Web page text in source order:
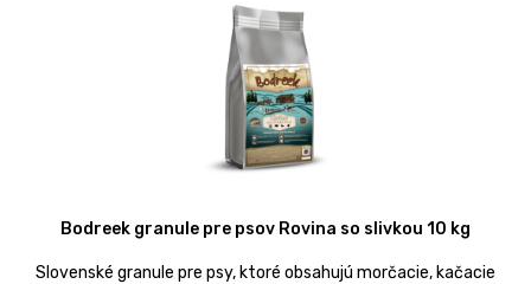
Bodreek granule pre psov Rovina so slivkou 10 kg
Slovenské granule pre psy, ktoré obsahujú morčacie, kačacie